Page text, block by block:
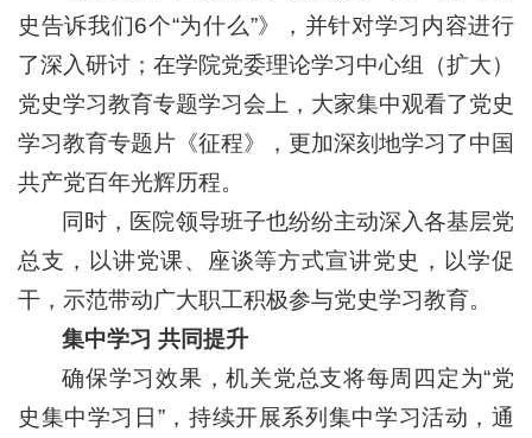
史告诉我们6个“为什么”》，并针对学习内容进行
了深入研讨；在学院党委理论学习中心组（扩大）
党史学习教育专题学习会上，大家集中观看了党史
学习教育专题片《征程》，更加深刻地学习了中国
共产党百年光辉历程。
同时，医院领导班子也纷纷主动深入各基层党
总支，以讲党课、座谈等方式宣讲党史，以学促
干，示范带动广大职工积极参与党史学习教育。
集中学习 共同提升
确保学习效果，机关党总支将每周四定为“党
史集中学习日”，持续开展系列集中学习活动，通